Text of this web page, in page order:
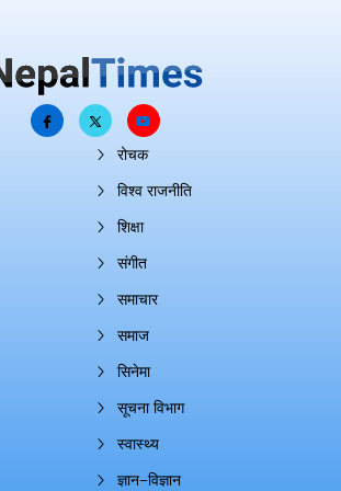
रोचक
विश्व राजनीति
शिक्षा
संगीत
समाचार
समाज
सिनेमा
सूचना विभाग
स्वास्थ्य
ज्ञान–विज्ञान